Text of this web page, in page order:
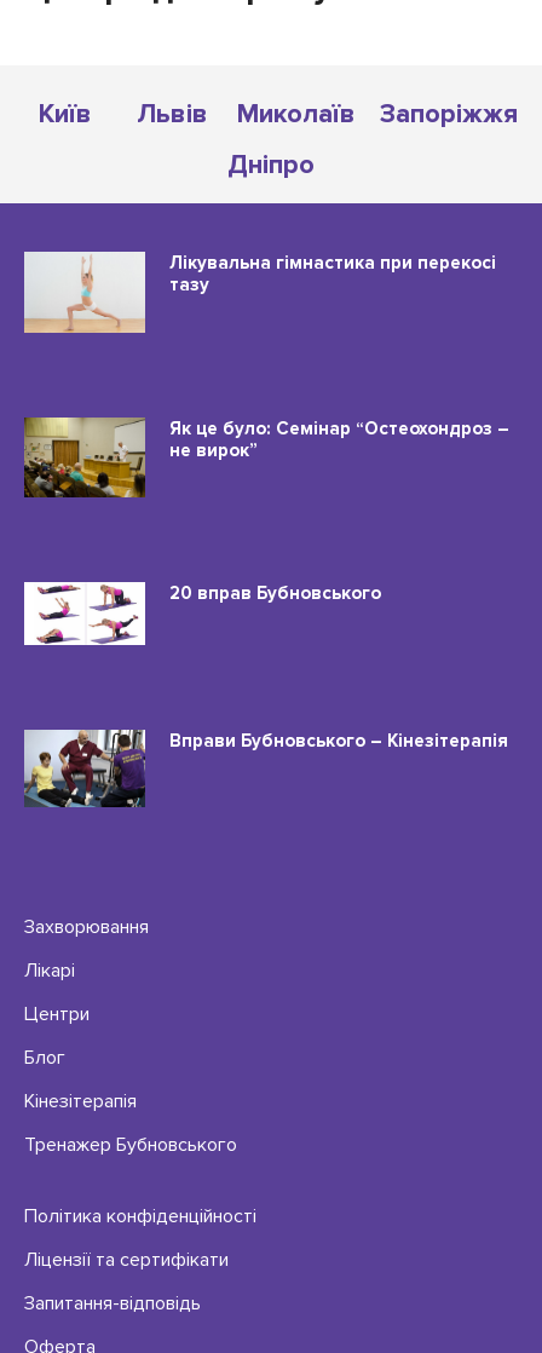
Київ Львів Миколаїв
Запоріжжя
Дніпро
Лікувальна гімнастика при перекосі
тазу
Як це було: Семінар “Остеохондроз –
не вирок”
20 вправ Бубновського
Вправи Бубновського – Кінезітерапія
Захворювання
Лікарі
Центри
Блог
Кінезітерапія
Тренажер Бубновського
Політика конфіденційності
Ліцензії та сертифікати
Запитання-відповідь
Оферта